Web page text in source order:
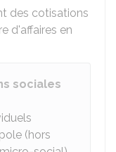
des cotisations
d'affaires en
sociales
(hors